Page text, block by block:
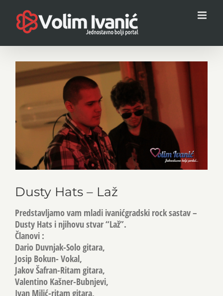
content
View
Image
Dusty Hats – Laž
Predstavljamo vam mladi ivanićgradski rock sastav –
Dusty Hats i njihovu stvar “Laž”.
Članovi :
Dario Duvnjak-Solo gitara,
Josip Bokun- Vokal,
Jakov Šafran-Ritam gitara,
Valentino Kašner-Bubnjevi,
Ivan Milić-ritam gitara,